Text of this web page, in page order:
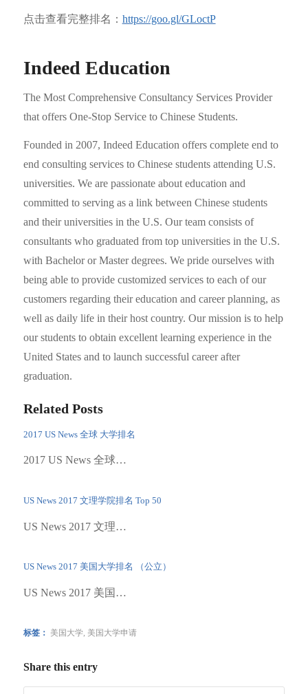
点击查看完整排名： https://goo.gl/GLoctP
Indeed Education
The Most Comprehensive Consultancy Services Provider
that offers One-Stop Service to Chinese Students.
Founded in 2007, Indeed Education offers complete end to
end consulting services to Chinese students attending U.S.
universities. We are passionate about education and
committed to serving as a link between Chinese students
and their universities in the U.S. Our team consists of
consultants who graduated from top universities in the U.S.
with Bachelor or Master degrees. We pride ourselves with
being able to provide customized services to each of our
customers regarding their education and career planning, as
well as daily life in their host country. Our mission is to help
our students to obtain excellent learning experience in the
United States and to launch successful career after
graduation.
Related Posts
2017 US News 全球 大学排名
2017 US News 全球…
US News 2017 文理学院排名 Top 50
US News 2017 文理…
US News 2017 美国大学排名 （公立）
US News 2017 美国…
标签： 美国大学, 美国大学申请
Share this entry